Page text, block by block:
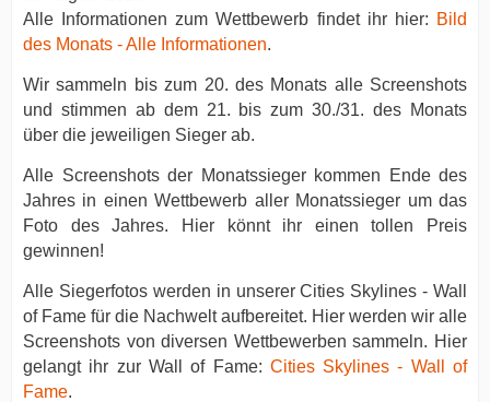
Alle Informationen zum Wettbewerb findet ihr hier: Bild
des Monats - Alle Informationen.
Wir sammeln bis zum 20. des Monats alle Screenshots
und stimmen ab dem 21. bis zum 30./31. des Monats
über die jeweiligen Sieger ab.
Alle Screenshots der Monatssieger kommen Ende des
Jahres in einen Wettbewerb aller Monatssieger um das
Foto des Jahres. Hier könnt ihr einen tollen Preis
gewinnen!
Alle Siegerfotos werden in unserer Cities Skylines - Wall
of Fame für die Nachwelt aufbereitet. Hier werden wir alle
Screenshots von diversen Wettbewerben sammeln. Hier
gelangt ihr zur Wall of Fame: Cities Skylines - Wall of
Fame.